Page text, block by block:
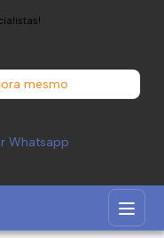
mesmo
Whatsapp